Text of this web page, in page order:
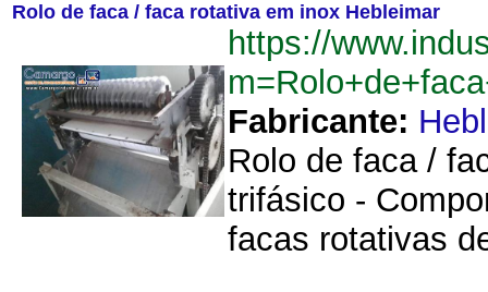
Rolo de faca / faca rotativa em inox Hebleimar
https://
Fabricante:
Rolo de faca /
trifásico -
facas rotativas